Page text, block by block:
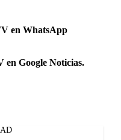
en WhatsApp
en Google Noticias.